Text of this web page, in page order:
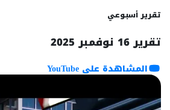
تقرير أسبوعي
تقرير 16 نوفمبر 2025
المشاهدة على YouTube